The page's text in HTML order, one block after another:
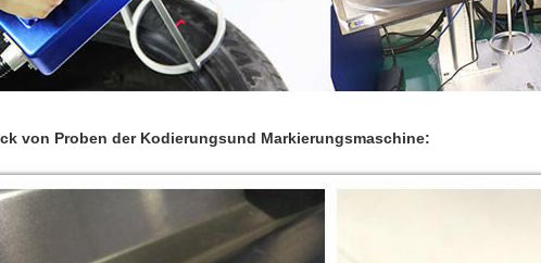
von Proben der Kodierungsund Markierungsmaschine: